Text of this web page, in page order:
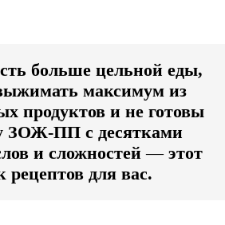
больше цельной еды,
максимум из
продуктов и не готовы
ЗОЖ-ПП с десятками
и сложностей—этот
рецептов для вас.